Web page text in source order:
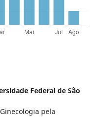
Federal de São
pela